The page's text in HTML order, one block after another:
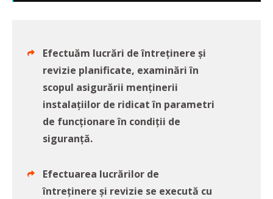
Efectuăm lucrări de întreținere și
revizie planificate, examinări în
scopul asigurării menținerii
instalațiilor de ridicat în parametri
de funcționare în condiții de
siguranță.
Efectuarea lucrărilor de
întreținere și revizie se execută cu